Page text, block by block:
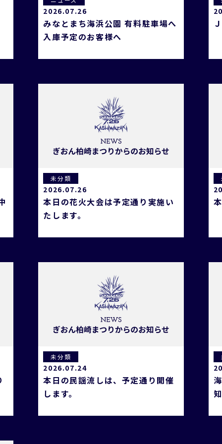
2026.07.26
みなとまち海浜公園 有料駐車場へ
入庫予定のお客様へ
未分類
2026.07.26
本日の花火大会は予定通り実施い
たします。
未分類
2026.07.24
本日の民謡流しは、予定通り開催
します。